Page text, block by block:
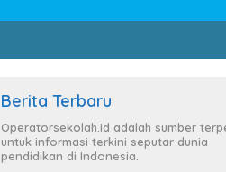
Berita Terbaru
Operatorsekolah.id adalah sumber
untuk informasi terkini seputar dunia
pendidikan di Indonesia.